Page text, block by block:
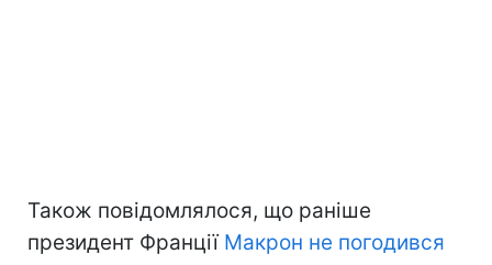
Також повідомлялося, що раніше
президент Франції Макрон не погодився